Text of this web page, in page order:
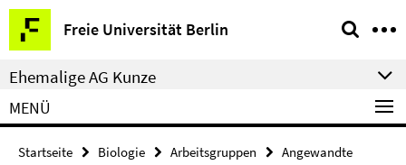
Springe
direkt
zu
Inhalt
Freie Universität Berlin
Service-
Navigation
Ehemalige AG Kunze
MENÜ
Startseite Biologie Arbeitsgruppen
Angewandte